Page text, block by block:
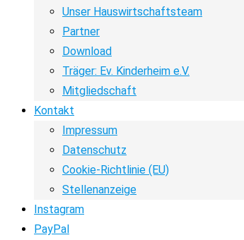
Unser Hauswirtschaftsteam
Partner
Download
Träger: Ev. Kinderheim e.V.
Mitgliedschaft
Kontakt
Impressum
Datenschutz
Cookie-Richtlinie (EU)
Stellenanzeige
Instagram
PayPal